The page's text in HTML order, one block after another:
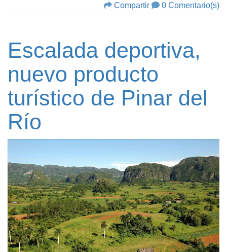
Compartir 0 Comentario(s)
Escalada deportiva,
nuevo producto
turístico de Pinar del
Río